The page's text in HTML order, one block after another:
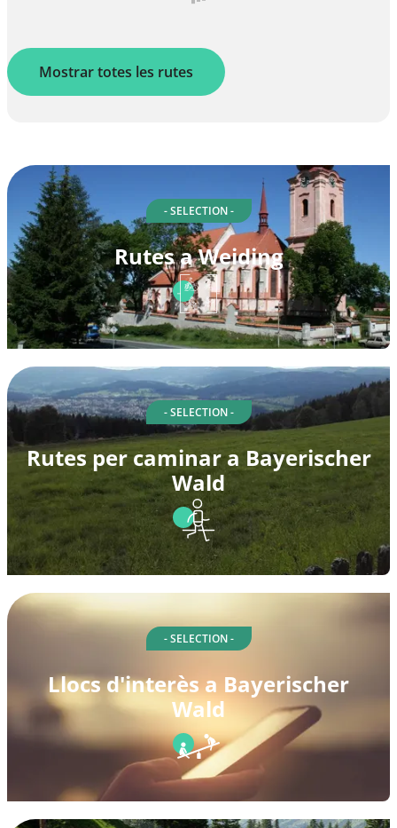
Mostrar totes les rutes
- SELECTION -
Rutes a Weiding
- SELECTION -
Rutes per caminar a Bayerischer
Wald
- SELECTION -
Llocs d'interès a Bayerischer
Wald